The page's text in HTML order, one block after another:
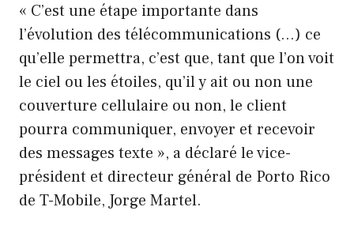
« C’est une étape importante dans
l’évolution des télécommunications (…) ce
qu’elle permettra, c’est que, tant que l’on voit
le ciel ou les étoiles, qu’il y ait ou non une
couverture cellulaire ou non, le client
pourra communiquer, envoyer et recevoir
des messages texte », a déclaré le vice-
président et directeur général de Porto Rico
de T-Mobile, Jorge Martel.